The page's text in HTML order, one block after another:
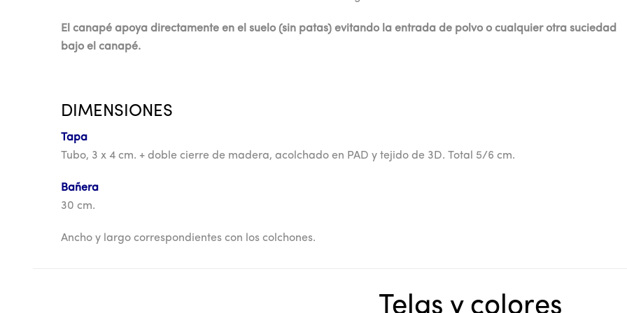
El canapé apoya directamente en el suelo (sin patas) evitando la entrada de polvo o cualquier otra suciedad
bajo el canapé.
DIMENSIONES
Tapa
Tubo, 3 x 4 cm. + doble cierre de madera, acolchado en PAD y tejido de 3D. Total 5/6 cm.
Bañera
30 cm.
Ancho y largo correspondientes con los colchones.
Telas y colores